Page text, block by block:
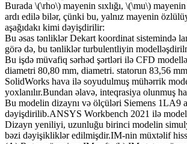
Burada \(\rho\) mayenin sıxlığı, \(\mu\)
ardı edilə bilər, çünki bu, yalnız mayenin
aşağıdakı kimi dəyişdirilir:
Bu əsas tənliklər Dekart koordinat sistemində
görə də, bu tənliklər turbulentliyin
Bu işdə müvafiq sərhəd şərtləri ilə CFD
diametri 80,80 mm, diametri. statorun 83,56
SolidWorks hava ilə soyudulmuş mühərrik
yoxlanılır.Bundan əlavə, inteqrasiya olunmuş
Bu modelin dizaynı və ölçüləri Siemens 1LA9
dəyişdirilib.ANSYS Workbench 2021 ilə
Dizayn yeniliyi, uzunluğu birinci modelin
bəzi dəyişikliklər edilmişdir.IM-nin müxtəlif